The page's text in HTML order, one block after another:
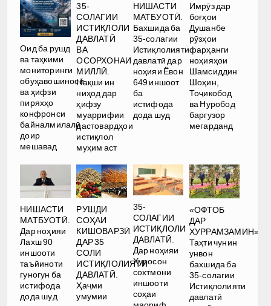
Оид ба рушд
ва таҳкими
мониторинги
обуҳавошиносӣ
ва ҳифзи
пиряхҳо
конфронси
байналмилалӣ
доир
мешавад
35-
СОЛАГИИ
ИСТИҚЛОЛИ
ДАВЛАТӢ
ВА
ОСОРХОНАИ
МИЛЛӢ.
Нақши ин
ниҳод дар
ҳифзу
муаррифии
дастовардҳои
истиқлол
муҳим аст
НИШАСТИ
МАТБУОТӢ.
Бахшида ба
35-солагии
Истиқлолияти
давлатӣ дар
ноҳияи Ёвон
649 иншоот
ба
истифода
дода шуд
Имрӯз дар
боғҳои
Душанбе
рӯзҳои
фарҳанги
ноҳияҳои
Шамсиддин
Шоҳин,
Тоҷикобод
ва Нуробод
баргузор
мегарданд
НИШАСТИ
МАТБУОТӢ.
Дар ноҳияи
Лахш 90
иншооти
таъйиноти
гуногун ба
истифода
дода шуд
РУШДИ
СОҲАИ
КИШОВАРЗӢ
ДАР 35
СОЛИ
ИСТИҚЛОЛИЯТИ
ДАВЛАТӢ.
Ҳаҷми
умумии
35-
СОЛАГИИ
ИСТИҚЛОЛИ
ДАВЛАТӢ.
Дар ноҳияи
Хуросон
сохтмони
иншооти
соҳаи
«ОФТОБ
ДАР
ХУРРАМЗАМИН».
Таҳти чунин
унвон
бахшида ба
35-солагии
Истиқлолияти
давлатӣ